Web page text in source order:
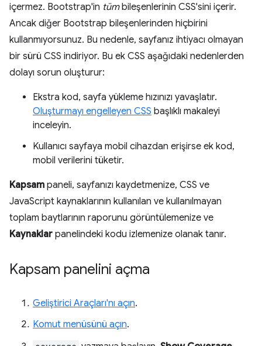
içermez. Bootstrap'in tümbileşenlerinin CSS'sini içerir.
Ancak diğer Bootstrap bileşenlerinden hiçbirini
kullanmıyorsunuz. Bu nedenle, sayfanız ihtiyacı olmayan
bir sürü CSS indiriyor. Bu ek CSS aşağıdaki nedenlerden
dolayı sorun oluşturur:
Ekstra kod, sayfa yükleme hızınızı yavaşlatır.
Oluşturmayı engelleyen CSS başlıklı makaleyi
inceleyin.
Kullanıcı sayfaya mobil cihazdan erişirse ek kod,
mobil verilerini tüketir.
Kapsam paneli, sayfanızı kaydetmenize, CSS ve
JavaScript kaynaklarının kullanılan ve kullanılmayan
toplam baytlarının raporunu görüntülemenize ve
Kaynaklar panelindeki kodu izlemenize olanak tanır.
Kapsam panelini açma
Geliştirici Araçları'nı açın.
Komut menüsünü açın.